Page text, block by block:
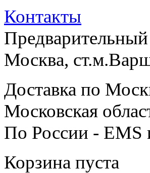
Контакты
Предварительный
Москва,
Доставка по
Московская
По России -
Корзина пуста